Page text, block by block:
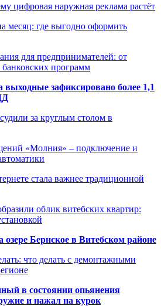
цифровая наружная реклама растёт
месяц: где выгодно оформить
для предпринимателей: от
банковских программ
выходные зафиксировано более 1,1
за круглым столом в
«Молния» – подключение и
стала важнее традиционной
облик витебских квартир:
Бернское в Витебском районе
что делать с демонтажными
в состоянии опьянения
и нажал на курок